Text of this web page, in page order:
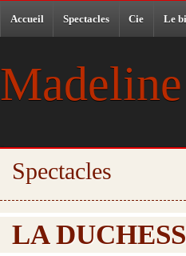
Accueil Spectacles Cie Le
Spectacles
LA